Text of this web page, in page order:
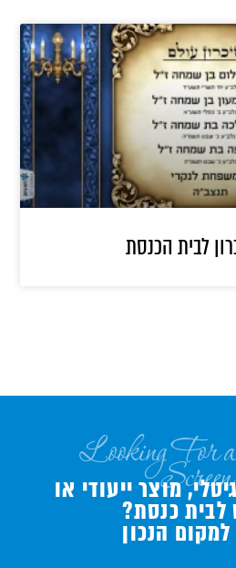
לבית הכנסת
Looking For
מוצר ייעודי או
לבית כנסת?
הנכון